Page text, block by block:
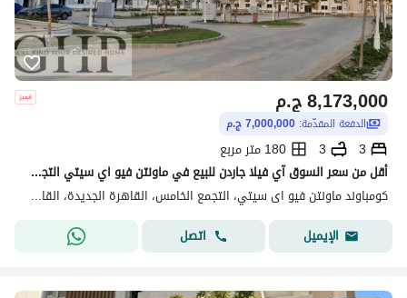
ج.م8,173,000
الدفعة المقدّمة: 7,000,000 ج.م
3
3
180 متر مربع
أقل من سعر السوق آي فيلا جاردن للبيع في ماونتن فيو اي سيتي التجمع الخامس Mountain View I-City New Cairo
كومباوند ماونتن فيو اى سيتي، التجمع الخامس، القاهرة الجديدة، القاهرة
الإيميل
اتصل